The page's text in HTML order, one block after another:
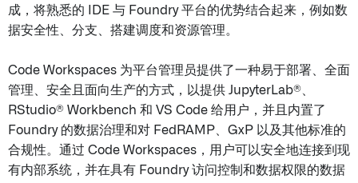
成，将熟悉的 IDE 与 Foundry 平台的优势结合起来，例如数
据安全性、分支、搭建调度和资源管理。
Code Workspaces 为平台管理员提供了一种易于部署、全面
管理、安全且面向生产的方式，以提供 JupyterLab®、
RStudio® Workbench 和 VS Code 给用户，并且内置了
Foundry 的数据治理和对 FedRAMP、GxP 以及其他标准的
合规性。通过 Code Workspaces，用户可以安全地连接到现
有内部系统，并在具有 Foundry 访问控制和数据权限的数据